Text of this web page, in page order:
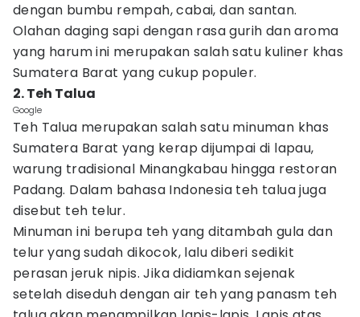
dengan bumbu rempah, cabai, dan santan.
Olahan daging sapi dengan rasa gurih dan aroma
yang harum ini merupakan salah satu kuliner khas
Sumatera Barat yang cukup populer.
2. Teh Talua
Google
Teh Talua merupakan salah satu minuman khas
Sumatera Barat yang kerap dijumpai di lapau,
warung tradisional Minangkabau hingga restoran
Padang. Dalam bahasa Indonesia teh talua juga
disebut teh telur.
Minuman ini berupa teh yang ditambah gula dan
telur yang sudah dikocok, lalu diberi sedikit
perasan jeruk nipis. Jika didiamkan sejenak
setelah diseduh dengan air teh yang panasm teh